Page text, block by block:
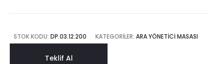
STOK KODU: DP.03.12.200 KATEGORILER: ARA YÖNETICI MASASI
Teklif Al